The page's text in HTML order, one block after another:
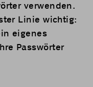
verwenden.
Linie wichtig:
eigenes
Passwörter